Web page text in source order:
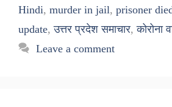
Hindi, murder in jail, prisoner
update,उत्तर प्रदेश समाचार,कोरोना
Leave a comment